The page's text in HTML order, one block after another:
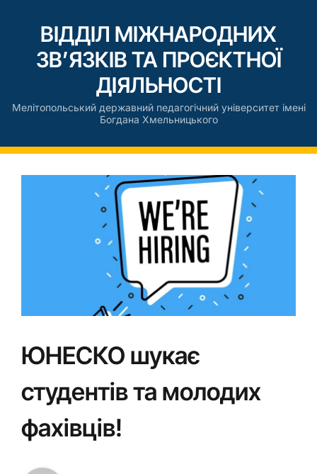
ВІДДІЛ МІЖНАРОДНИХ
ЗВ’ЯЗКІВ ТА ПРОЄКТНОЇ
ДІЯЛЬНОСТІ
Мелітопольський державний педагогічний університет імені
Богдана Хмельницького
ЮНЕСКО шукає
студентів та молодих
фахівців!